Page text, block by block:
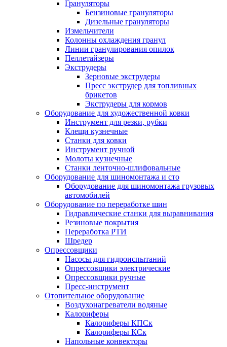
Грануляторы
Бензиновые грануляторы
Дизельные грануляторы
Измельчители
Колонны охлаждения гранул
Линии гранулирования опилок
Пеллетайзеры
Экструдеры
Зерновые экструдеры
Пресс экструдер для топливных
брикетов
Экструдеры для кормов
Оборудование для художественной ковки
Инструмент для резки, рубки
Клещи кузнечные
Станки для ковки
Инструмент ручной
Молоты кузнечные
Станки ленточно-шлифовальные
Оборудование для шиномонтажа и сто
Оборудование для шиномонтажа грузовых
автомобилей
Оборудование по переработке шин
Гидравлические станки для выравнивания
Резиновые покрытия
Переработка РТИ
Шредер
Опрессовщики
Насосы для гидроиспытаний
Опрессовщики электрические
Опрессовщики ручные
Пресс-инструмент
Отопительное оборудование
Воздухонагреватели водяные
Калориферы
Калориферы КПСк
Калориферы КСк
Напольные конвекторы